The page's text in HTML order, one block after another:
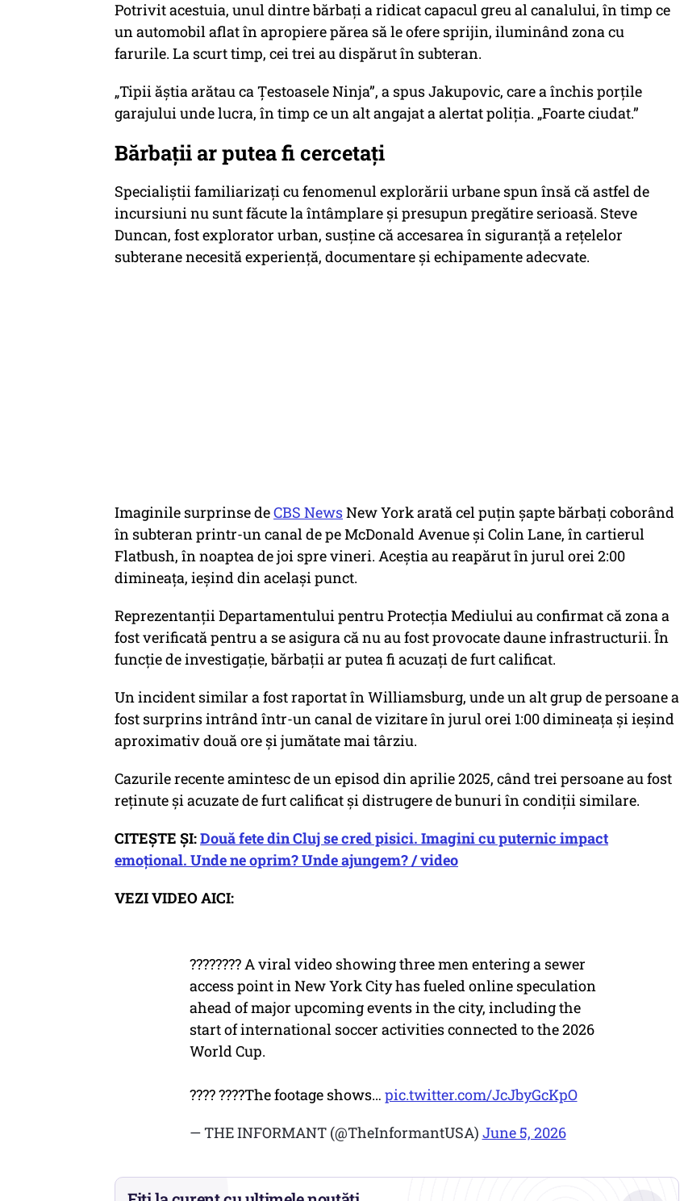
Potrivit acestuia, unul dintre bărbați a ridicat capacul greu al canalului, în timp ce
un automobil aflat în apropiere părea să le ofere sprijin, iluminând zona cu
farurile. La scurt timp, cei trei au dispărut în subteran.
„Tipii ăștia arătau ca Țestoasele Ninja”, a spus Jakupovic, care a închis porțile
garajului unde lucra, în timp ce un alt angajat a alertat poliția. „Foarte ciudat.”
Bărbații ar putea fi cercetați
Specialiștii familiarizați cu fenomenul explorării urbane spun însă că astfel de
incursiuni nu sunt făcute la întâmplare și presupun pregătire serioasă. Steve
Duncan, fost explorator urban, susține că accesarea în siguranță a rețelelor
subterane necesită experiență, documentare și echipamente adecvate.
Imaginile surprinse deCBS NewsNew York arată cel puțin șapte bărbați coborând
în subteran printr-un canal de pe McDonald Avenue și Colin Lane, în cartierul
Flatbush, în noaptea de joi spre vineri. Aceștia au reapărut în jurul orei 2:00
dimineața, ieșind din același punct.
Reprezentanții Departamentului pentru Protecția Mediului au confirmat că zona a
fost verificată pentru a se asigura că nu au fost provocate daune infrastructurii. În
funcție de investigație, bărbații ar putea fi acuzați de furt calificat.
Un incident similar a fost raportat în Williamsburg, unde un alt grup de persoane a
fost surprins intrând într-un canal de vizitare în jurul orei 1:00 dimineața și ieșind
aproximativ două ore și jumătate mai târziu.
Cazurile recente amintesc de un episod din aprilie 2025, când trei persoane au fost
reținute și acuzate de furt calificat și distrugere de bunuri în condiții similare.
CITEȘTE ȘI:Două fete din Cluj se cred pisici. Imagini cu puternic impact
emoțional. Unde ne oprim? Unde ajungem? / video
VEZI VIDEO AICI:
???????? A viral video showing three men entering a sewer
access point in New York City has fueled online speculation
ahead of major upcoming events in the city, including the
start of international soccer activities connected to the 2026
World Cup.
???? ????The footage shows… pic.twitter.com/JcJbyGcKpO
— THE INFORMANT (@TheInformantUSA) June 5, 2026